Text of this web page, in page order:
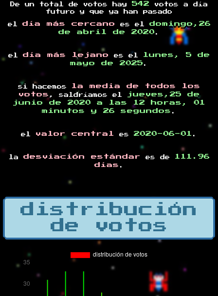
De un total de votos hay 542 votos a día
futuro y que ya han pasado
el día más cercano es el domingo,26
de abril de 2020 .
el día más lejano es el
lunes, 5 de
mayo de 2025 .
si hacemos
la media de todos los
votos , saldríamos el
jueves,25 de
junio de 2020 a las 12 horas, 01
minutos y 26 segundos .
el valor central es 2020-06-01 .
la desviación estándar es de
111.96
días .
distribución
de votos